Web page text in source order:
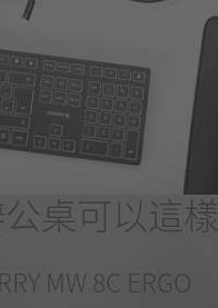
桌可以這樣
MW 8C ERGO